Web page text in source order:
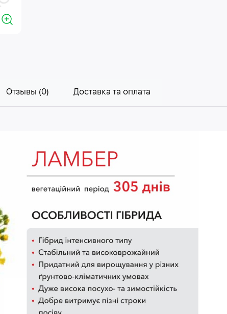
Отзывы (0) Доставка та оплата